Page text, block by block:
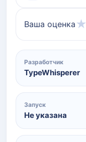
Ваша оценка ★
Разработчик
TypeWhisperer
Запуск
Не указана